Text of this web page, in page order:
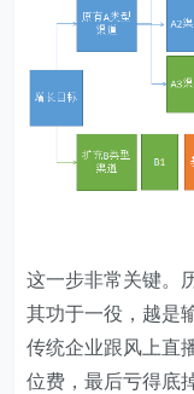
这一步非常关键。
其功于一役，越是
传统企业跟风上直
位费，最后亏得底